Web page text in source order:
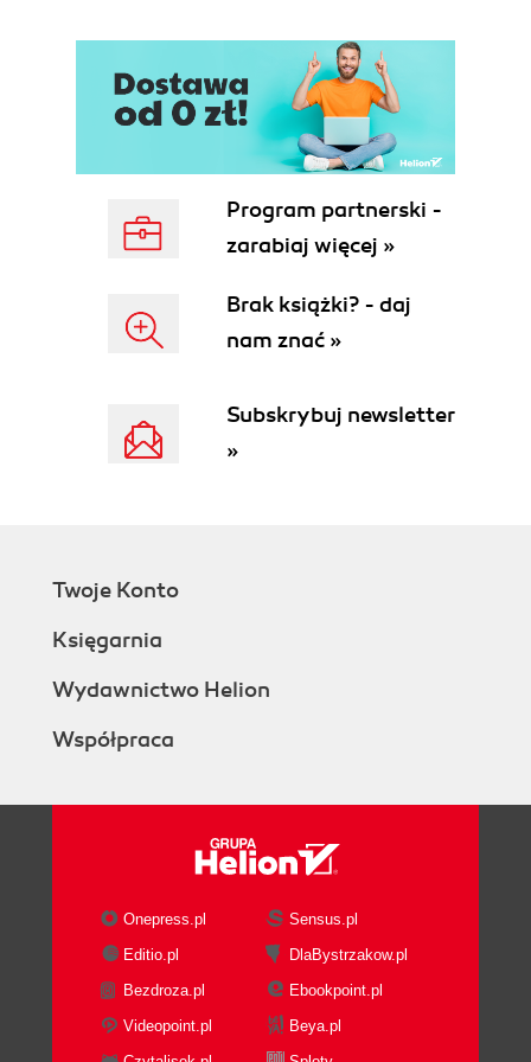
Program partnerski -
zarabiaj więcej »
Brak książki? - daj
nam znać »
Subskrybuj newsletter
»
Twoje Konto
Księgarnia
Wydawnictwo Helion
Współpraca
Onepress.pl
Sensus.pl
Editio.pl
DlaBystrzakow.pl
Bezdroza.pl
Ebookpoint.pl
Videopoint.pl
Beya.pl